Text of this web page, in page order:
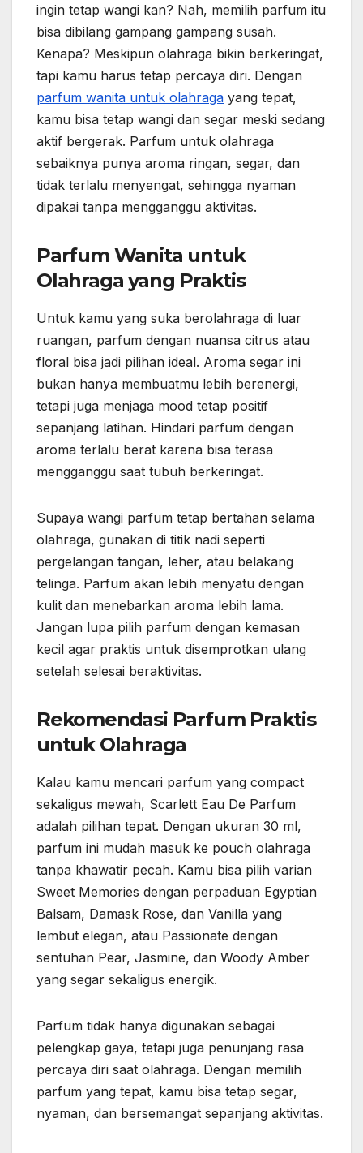
ingin tetap wangi kan? Nah, memilih parfum itu
bisa dibilang gampang gampang susah.
Kenapa? Meskipun olahraga bikin berkeringat,
tapi kamu harus tetap percaya diri. Dengan
parfum wanita untuk olahraga yang tepat,
kamu bisa tetap wangi dan segar meski sedang
aktif bergerak. Parfum untuk olahraga
sebaiknya punya aroma ringan, segar, dan
tidak terlalu menyengat, sehingga nyaman
dipakai tanpa mengganggu aktivitas.
Parfum Wanita untuk
Olahraga yang Praktis
Untuk kamu yang suka berolahraga di luar
ruangan, parfum dengan nuansa citrus atau
floral bisa jadi pilihan ideal. Aroma segar ini
bukan hanya membuatmu lebih berenergi,
tetapi juga menjaga mood tetap positif
sepanjang latihan. Hindari parfum dengan
aroma terlalu berat karena bisa terasa
mengganggu saat tubuh berkeringat.
Supaya wangi parfum tetap bertahan selama
olahraga, gunakan di titik nadi seperti
pergelangan tangan, leher, atau belakang
telinga. Parfum akan lebih menyatu dengan
kulit dan menebarkan aroma lebih lama.
Jangan lupa pilih parfum dengan kemasan
kecil agar praktis untuk disemprotkan ulang
setelah selesai beraktivitas.
Rekomendasi Parfum Praktis
untuk Olahraga
Kalau kamu mencari parfum yang compact
sekaligus mewah, Scarlett Eau De Parfum
adalah pilihan tepat. Dengan ukuran 30 ml,
parfum ini mudah masuk ke pouch olahraga
tanpa khawatir pecah. Kamu bisa pilih varian
Sweet Memories dengan perpaduan Egyptian
Balsam, Damask Rose, dan Vanilla yang
lembut elegan, atau Passionate dengan
sentuhan Pear, Jasmine, dan Woody Amber
yang segar sekaligus energik.
Parfum tidak hanya digunakan sebagai
pelengkap gaya, tetapi juga penunjang rasa
percaya diri saat olahraga. Dengan memilih
parfum yang tepat, kamu bisa tetap segar,
nyaman, dan bersemangat sepanjang aktivitas.